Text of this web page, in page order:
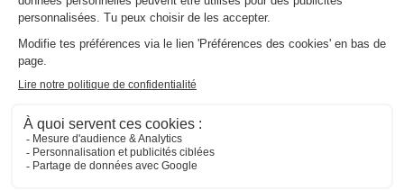
Les 43 avis des utilisateurs Vacances-
Campings.fr
Basée sur43 avis
Les commentaires sont rédigés par nos clients après
leur séjour à l'établissement :